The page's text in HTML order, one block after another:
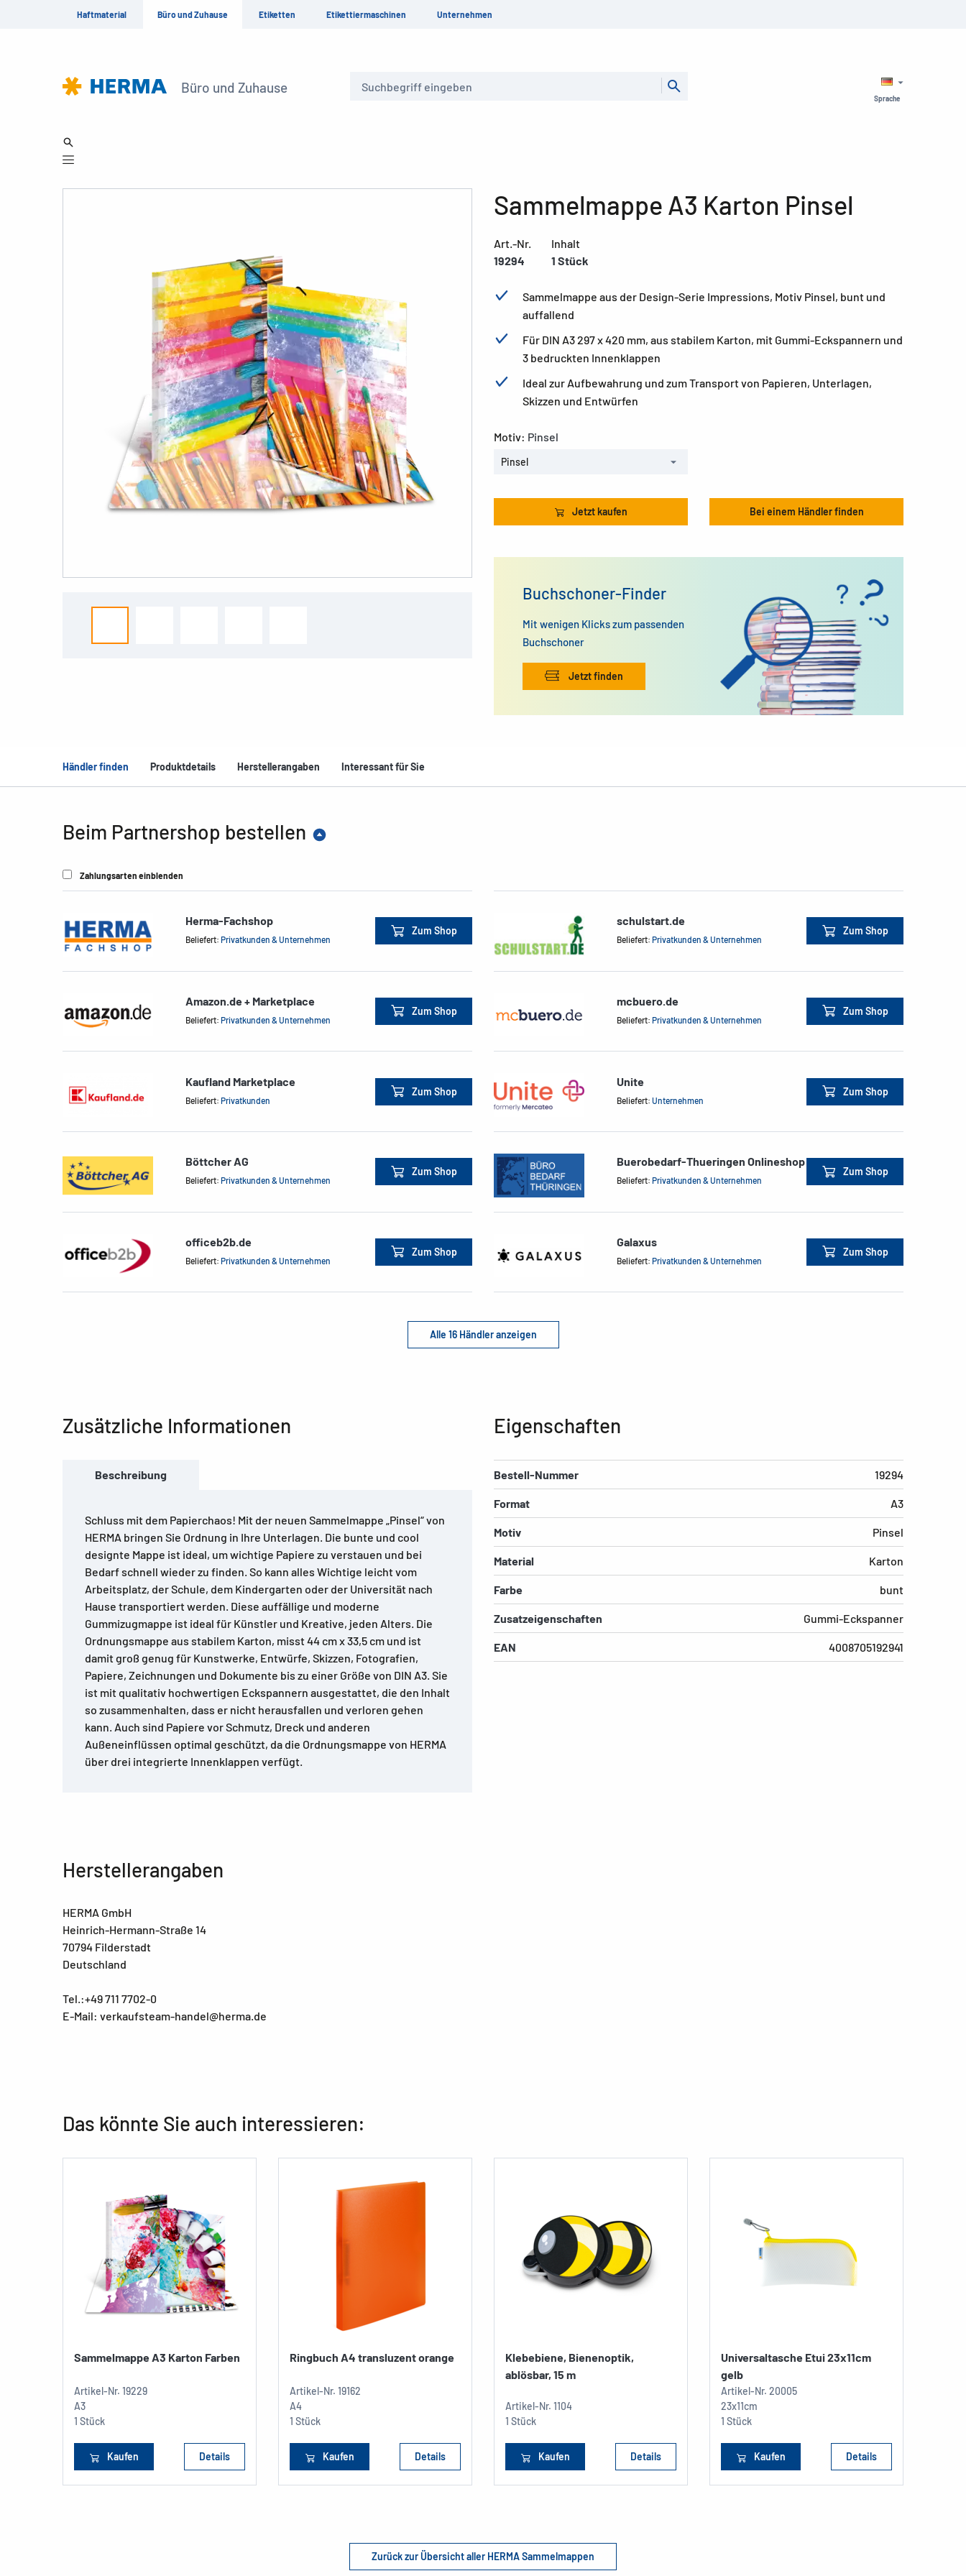
Haftmaterial Büro und Zuhause Etiketten Etikettiermaschinen Unternehmen
Büro und Zuhause
Sprache
Sammelmappe A3 Karton Pinsel
Art.-Nr.
19294
Inhalt
1 Stück
Sammelmappe aus der Design-Serie Impressions, Motiv Pinsel, bunt und
auffallend
Für DIN A3 297 x 420 mm, aus stabilem Karton, mit Gummi-Eckspannern und
3 bedruckten Innenklappen
Ideal zur Aufbewahrung und zum Transport von Papieren, Unterlagen,
Skizzen und Entwürfen
Motiv: Pinsel
Pinsel
Jetzt kaufen Bei einem Händler finden
Buchschoner-Finder
Mit wenigen Klicks zum passenden
Buchschoner
Jetzt finden
Händler finden Produktdetails Herstellerangaben Interessant für Sie
Beim Partnershop bestellen
Zahlungsarten einblenden
Herma-Fachshop
Beliefert: Privatkunden & Unternehmen
Zum Shop
schulstart.de
Beliefert: Privatkunden & Unternehmen
Zum Shop
Amazon.de + Marketplace
Beliefert: Privatkunden & Unternehmen
Zum Shop
mcbuero.de
Beliefert: Privatkunden & Unternehmen
Zum Shop
Kaufland Marketplace
Beliefert: Privatkunden
Zum Shop
Unite
Beliefert: Unternehmen
Zum Shop
Böttcher AG
Beliefert: Privatkunden & Unternehmen
Zum Shop
Buerobedarf-Thueringen Onlineshop
Beliefert: Privatkunden & Unternehmen
Zum Shop
officeb2b.de
Beliefert: Privatkunden & Unternehmen
Zum Shop
Galaxus
Beliefert: Privatkunden & Unternehmen
Zum Shop
Alle 16 Händler anzeigen
Zusätzliche Informationen
Beschreibung
Schluss mit dem Papierchaos! Mit der neuen Sammelmappe „Pinsel“ von
HERMA bringen Sie Ordnung in Ihre Unterlagen. Die bunte und cool
designte Mappe ist ideal, um wichtige Papiere zu verstauen und bei
Bedarf schnell wieder zu finden. So kann alles Wichtige leicht vom
Arbeitsplatz, der Schule, dem Kindergarten oder der Universität nach
Hause transportiert werden. Diese auffällige und moderne
Gummizugmappe ist ideal für Künstler und Kreative, jeden Alters. Die
Ordnungsmappe aus stabilem Karton, misst 44 cm x 33,5 cm und ist
damit groß genug für Kunstwerke, Entwürfe, Skizzen, Fotografien,
Papiere, Zeichnungen und Dokumente bis zu einer Größe von DIN A3. Sie
ist mit qualitativ hochwertigen Eckspannern ausgestattet, die den Inhalt
so zusammenhalten, dass er nicht herausfallen und verloren gehen
kann. Auch sind Papiere vor Schmutz, Dreck und anderen
Außeneinflüssen optimal geschützt, da die Ordnungsmappe von HERMA
über drei integrierte Innenklappen verfügt.
Eigenschaften
Bestell-Nummer 19294
Format A3
Motiv Pinsel
Material Karton
Farbe bunt
Zusatzeigenschaften Gummi-Eckspanner
EAN 4008705192941
Herstellerangaben
HERMA GmbH
Heinrich-Hermann-Straße 14
70794 Filderstadt
Deutschland
Tel.:+49 711 7702-0
E-Mail: verkaufsteam-handel@herma.de
Das könnte Sie auch interessieren:
Sammelmappe A3 Karton Farben
Artikel-Nr. 19229
A3
1 Stück
Kaufen Details
Ringbuch A4 transluzent orange
Artikel-Nr. 19162
A4
1 Stück
Kaufen Details
Klebebiene, Bienenoptik,
ablösbar, 15 m
Artikel-Nr. 1104
1 Stück
Kaufen Details
Universaltasche Etui 23x11cm
gelb
Artikel-Nr. 20005
23x11cm
1 Stück
Kaufen Details
Zurück zur Übersicht aller HERMA Sammelmappen